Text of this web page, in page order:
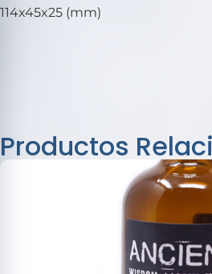
114x45x25 (mm)
Productos